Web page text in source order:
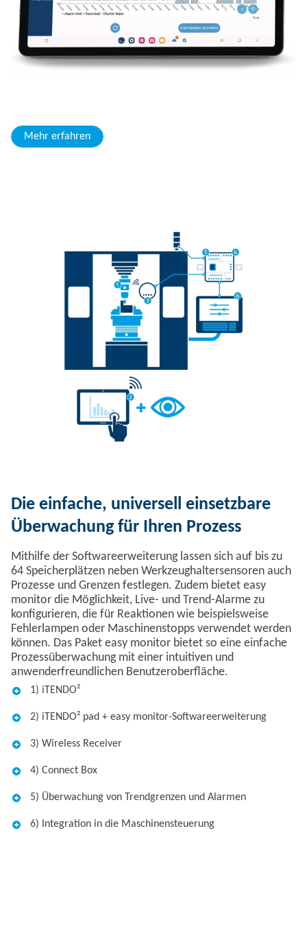
Mehr erfahren
Die einfache, universell einsetzbare
Überwachung für Ihren Prozess
Mithilfe der Softwareerweiterung lassen sich auf bis zu
64 Speicherplätzen neben Werkzeughaltersensoren auch
Prozesse und Grenzen festlegen. Zudem bietet easy
monitor die Möglichkeit, Live- und Trend-Alarme zu
konfigurieren, die für Reaktionen wie beispielsweise
Fehlerlampen oder Maschinenstopps verwendet werden
können. Das Paket easy monitor bietet so eine einfache
Prozessüberwachung mit einer intuitiven und
anwenderfreundlichen Benutzeroberfläche.
1) iTENDO²
2) iTENDO² pad + easy monitor-Softwareerweiterung
3) Wireless Receiver
4) Connect Box
5) Überwachung von Trendgrenzen und Alarmen
6) Integration in die Maschinensteuerung